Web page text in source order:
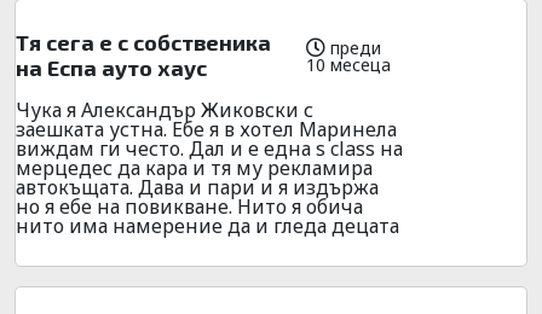
Тя сега е с собственика
на Еспа ауто хаус
преди
10 месеца
Чука я Александър Жиковски с
заешката устна. Ебе я в хотел Маринела
виждам ги често. Дал и е една s class на
мерцедес да кара и тя му рекламира
автокъщата. Дава и пари и я издържа
но я ебе на повикване. Нито я обича
нито има намерение да и гледа децата